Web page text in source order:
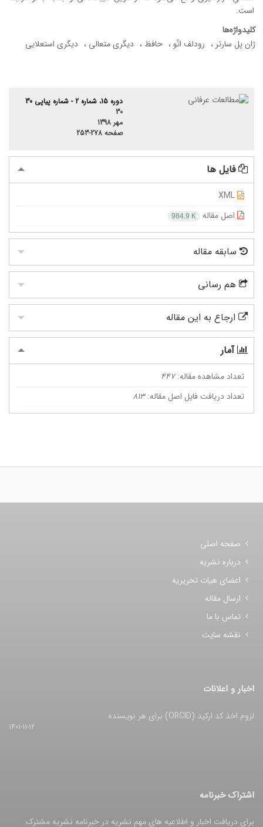
است.
کلیدواژه‌ها
ژان پل سارتر
رودلف اتّو حافظ دیگری متعالی دیگری استعلایی
دوره 15، شماره 2 - شماره پیاپی 30
30
مهر 1398
صفحه 253-278
فایل ها
اصل مقاله
984.9 K
سابقه مقاله
هم رسانی
ارجاع به این مقاله
آمار
تعداد مشاهده مقاله:447
تعداد دریافت فایل اصل مقاله:813
صفحه اصلی
درباره نشریه
اعضای هیات تحریریه
ارسال مقاله
تماس با ما
نقشه سایت
اخبار و اعلانات
لزوم اخذ کد ارکید (ORCID) برای هر نویسنده
1401-11-12
اشتراک خبرنامه
برای دریافت اخبار و اطلاعیه های مهم نشریه در خبرنامه نشریه مشترک